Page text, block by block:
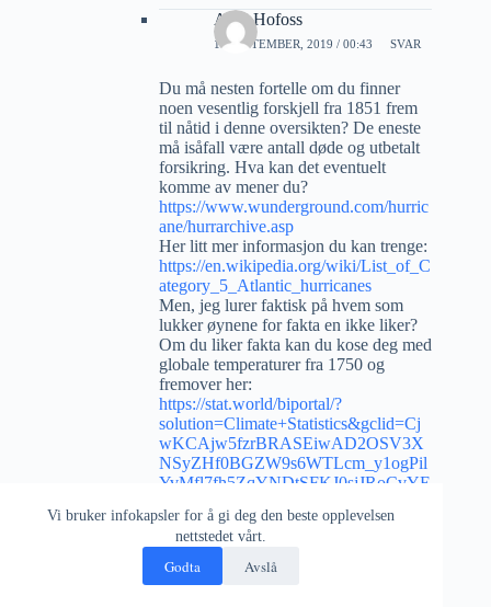
Vi bruker infokapsler for å gi deg den beste opplevelsen
nettstedet vårt.
Godta Avslå
Arne Hofoss
17 SEPTEMBER, 2019 / 00:43 SVAR
Du må nesten fortelle om du finner
noen vesentlig forskjell fra 1851 frem
til nåtid i denne oversikten? De eneste
må isåfall være antall døde og utbetalt
forsikring. Hva kan det eventuelt
komme av mener du?
https://www.wunderground.com/hurric
ane/hurrarchive.asp
Her litt mer informasjon du kan trenge:
https://en.wikipedia.org/wiki/List_of_C
ategory_5_Atlantic_hurricanes
Men, jeg lurer faktisk på hvem som
lukker øynene for fakta en ikke liker?
Om du liker fakta kan du kose deg med
globale temperaturer fra 1750 og
fremover her:
https://stat.world/biportal/?
solution=Climate+Statistics&gclid=Cj
wKCAjw5fzrBRASEiwAD2OSV3X
NSyZHf0BGZW9s6WTLcm_y1ogPil
YvMfl7fh5ZqYNDtSFKJ0sjJRoCvYE
atistics%2FGlobalTemperatures
Om det skremmer deg må du si ifra!
Kan hende bør du oppdatere deg på
hvem som «kjører» dette forferdelige